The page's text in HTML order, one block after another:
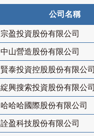
公司名稱
宗盈投資股份有限公司
中山營造股份有限公司
賢泰投資控股股份有限公司
綻興搜索投資股份有限公司
哈哈哈國際股份有限公司
詮盈科技股份有限公司